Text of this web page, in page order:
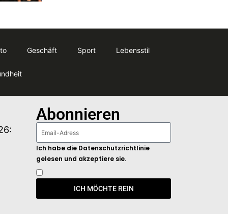
Geschäft Sport Lebensstil
Abonnieren
Ich habe die Datenschutzrichtlinie
gelesen und akzeptiere sie.
ICH MÖCHTE REIN